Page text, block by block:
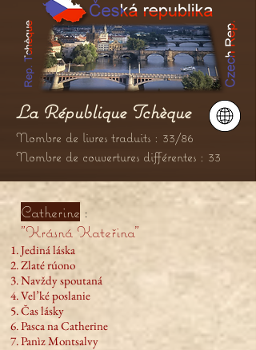
La République Tchèque
Nombre de livres traduits : 33/86
Nombre de couvertures différentes : 33
Catherine :
"Krásná Kateřina”
Jediná láska
Zlaté rúono
Navždy spoutaná
Vel’ké poslanie
Čas lásky
Pasca na Catherine
Panìz Montsalvy